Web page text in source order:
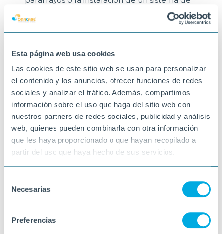
Esta página web usa cookies
Las cookies de este sitio web se usan para personalizar
el contenido y los anuncios, ofrecer funciones de redes
sociales y analizar el tráfico. Además, compartimos
información sobre el uso que haga del sitio web con
nuestros partners de redes sociales, publicidad y análisis
web, quienes pueden combinarla con otra información
que les haya proporcionado o que hayan recopilado a
partir del uso que haya hecho de sus servicios.
Necesarias
Preferencias
presupuesto de ejecución sube 100.000
euros, por lo que la inversión total será de
5,3 millones. Con este servicio y el centro de
plazas para mayores dependientes. La
prefabricados de hormigón y las tareas más
complicadas se ejecutan los fines de
semana, minimizando las molestias a los
actuales usuarios del centro de día.
En el proyecto ya se pensó especialmente
en la integración con los sistemas del centro
de día, incluido en el Plan E en el 2008. Los
diferentes gobiernos municipales
completaron etapas, no sin salvar algunos
obstáculos que han dilatado el proyecto en
el tiempo pero dando cabida a mejoras a la
02-03-2020